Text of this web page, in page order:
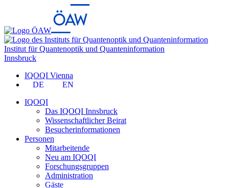
Institut für Quantenoptik und Quanteninformation
Innsbruck
IQOQI Vienna
DE
EN
IQOQI
Das IQOQI Innsbruck
Wissenschaftlicher Beirat
Besucherinformationen
Personen
Mitarbeitende
Neu am IQOQI
Forschungsgruppen
Administration
Gäste